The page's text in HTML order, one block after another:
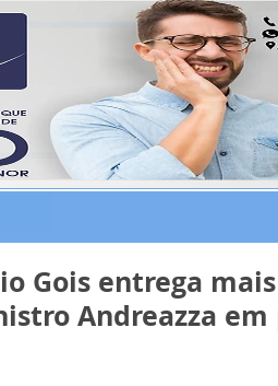
Gois entrega
Andreazza